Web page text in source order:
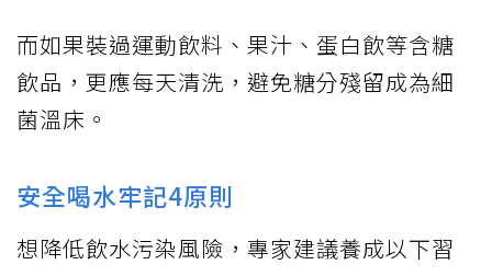
而如果裝過運動飲料、果汁、蛋白飲等含糖
飲品，更應每天清洗，避免糖分殘留成為細
菌溫床。
安全喝水牢記4原則
想降低飲水污染風險，專家建議養成以下習